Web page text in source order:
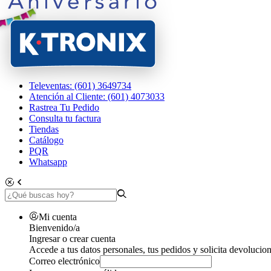
Televentas: (601) 3649734
Atención al Cliente: (601) 4073033
Rastrea Tu Pedido
Consulta tu factura
Tiendas
Catálogo
PQR
Whatsapp
Mi cuenta
Bienvenido/a
Ingresar o crear cuenta
Accede a tus datos personales, tus pedidos y solicita
Correo electrónico